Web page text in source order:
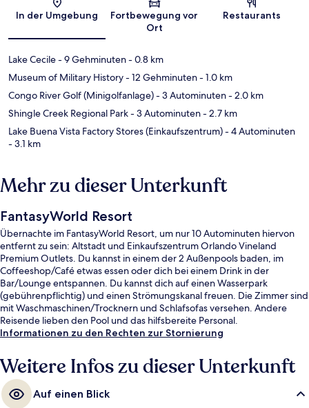
Karte
In der Umgebung
Fortbewegung vor
Ort
Restaurants
Lake Cecile- 9 Gehminuten- 0.8 km
Museum of Military History- 12 Gehminuten- 1.0 km
Congo River Golf (Minigolfanlage)- 3 Autominuten- 2.0 km
Shingle Creek Regional Park- 3 Autominuten- 2.7 km
Lake Buena Vista Factory Stores (Einkaufszentrum)- 4 Autominuten
- 3.1 km
Mehr zu dieser Unterkunft
FantasyWorld Resort
Übernachte im FantasyWorld Resort, um nur 10 Autominuten hiervon
entfernt zu sein: Altstadt und Einkaufszentrum Orlando Vineland
Premium Outlets. Du kannst in einem der 2 Außenpools baden, im
Coffeeshop/Café etwas essen oder dich bei einem Drink in der
Bar/Lounge entspannen. Du kannst dich auf einen Wasserpark
(gebührenpflichtig) und einen Strömungskanal freuen. Die Zimmer sind
mit Waschmaschinen/Trocknern und Schlafsofas versehen. Andere
Reisende lieben den Pool und das hilfsbereite Personal.
Informationen zu den Rechten zur Stornierung
Weitere Infos zu dieser Unterkunft
Auf einen Blick